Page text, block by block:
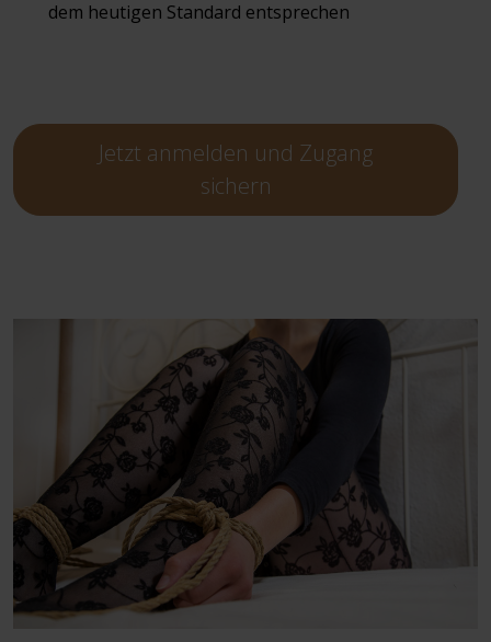
dem heutigen Standard entsprechen
Jetzt anmelden und Zugang
sichern